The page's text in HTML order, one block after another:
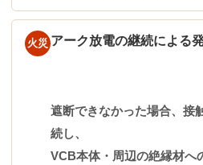
火災 アーク放電の継続による
遮断できなかった場合、接
続し、
VCB本体・周辺の絶縁材へ